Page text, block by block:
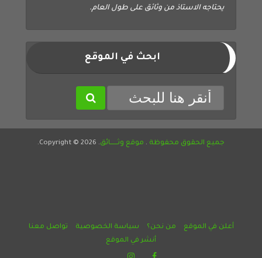
يحتاجه الاستاذ من وثائق على طول العام.
ابحث في الموقع
جميع الحقوق محفوظة . موقع وثــــــائق. Copyright © 2026.
أعلن في الموقع من نحن؟ سياسة الخصوصية
تواصل معنا
أنشر في الموقع